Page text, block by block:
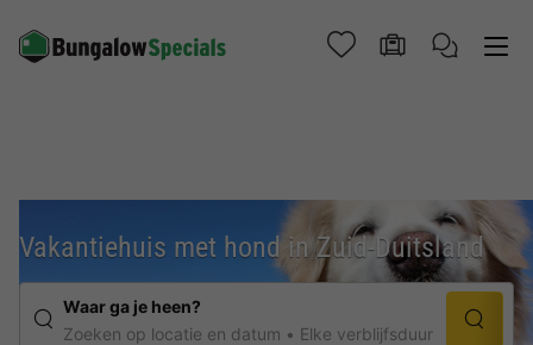
Vakantiehuis met hond in Zuid-Duitsland
Waar ga je heen?
Zoeken op locatie en datum
Elke verblijfsduur